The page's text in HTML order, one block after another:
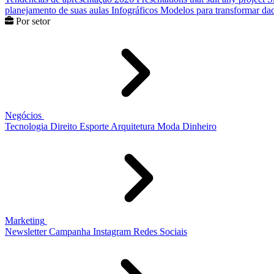
planejamento de suas aulas Infográficos Modelos para transformar
Por setor
Negócios
Tecnologia Direito Esporte Arquitetura Moda Dinheiro
Marketing
Newsletter Campanha Instagram Redes Sociais